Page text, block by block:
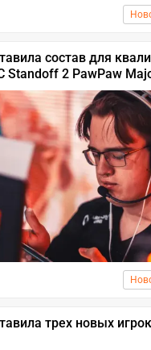
состав для
Standoff 2 PawPaw
трех новых